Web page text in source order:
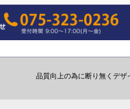
品質向上の為に断り無くデザ